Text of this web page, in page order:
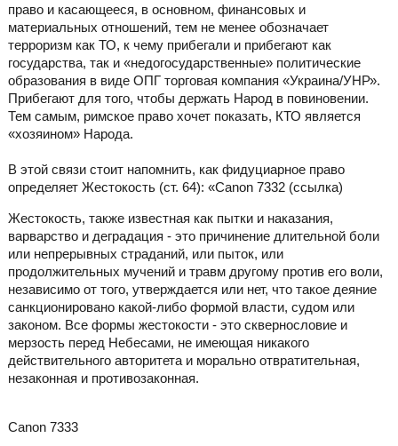
право и касающееся, в основном, финансовых и
материальных отношений, тем не менее обозначает
терроризм как ТО, к чему прибегали и прибегают как
государства, так и «недогосударственные» политические
образования в виде ОПГ торговая компания «Украина/УНР».
Прибегают для того, чтобы держать Народ в повиновении.
Тем самым, римское право хочет показать, КТО является
«хозяином» Народа.
В этой связи стоит напомнить, как фидуциарное право
определяет Жестокость (ст. 64): «Canon 7332 (ссылка)
Жестокость, также известная как пытки и наказания,
варварство и деградация - это причинение длительной боли
или непрерывных страданий, или пыток, или
продолжительных мучений и травм другому против его воли,
независимо от того, утверждается или нет, что такое деяние
санкционировано какой-либо формой власти, судом или
законом. Все формы жестокости - это сквернословие и
мерзость перед Небесами, не имеющая никакого
действительного авторитета и морально отвратительная,
незаконная и противозаконная.
Canon 7333